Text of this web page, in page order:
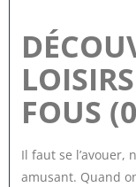
FOUS
Il faut se l’avouer,
amusant. Quand